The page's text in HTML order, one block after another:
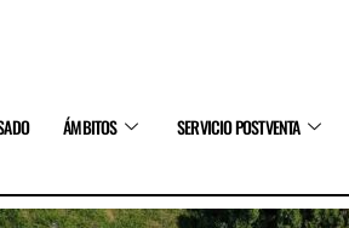
ÁMBITOS SERVICIO POSTVENTA